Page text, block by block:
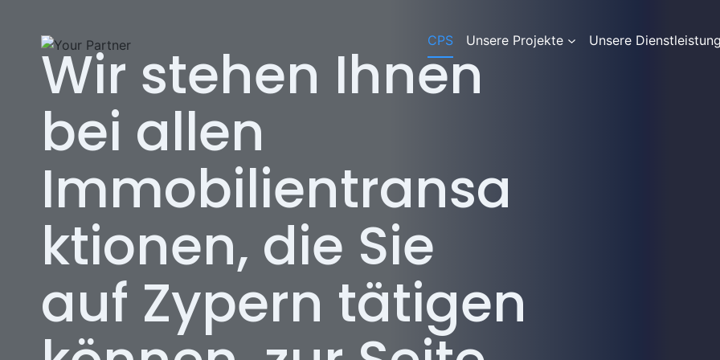
springen
CPS Unsere Projekte Unsere
Wir stehen Ihnen
bei allen
Immobilientransa
ktionen, die Sie
auf Zypern tätigen